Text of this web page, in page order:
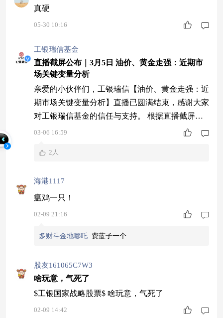
真硬
05-30 10:16
工银瑞信基金
直播截屏公布｜3月5日 油价、黄金走强：近期市
场关键变量分析
亲爱的小伙伴们，工银瑞信【油价、黄金走强：近
期市场关键变量分析】直播已圆满结束，感谢大家
对工银瑞信基金的信任与支持。 根据直播截屏活
动规则，本期两轮截屏符合规则的前五位用户中
用户名称分别为：沧海云、基民阿威、阳光的二
61104、天生的施舒5、基民0I2087796c、滚滚红尘
8160、吞金神兽6668
03-06 16:59
2人
海港1117
瘟鸡一只！
02-09 21:16
多财斗金地哪吒 :费蓝子一个
股友161065C7W3
啥玩意，气死了
$工银国家战略股票$ 啥玩意，气死了
02-09 14:42